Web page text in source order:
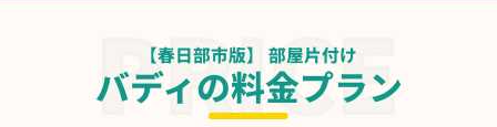
【春日部市版】 部屋片付け
バディの料金プラン